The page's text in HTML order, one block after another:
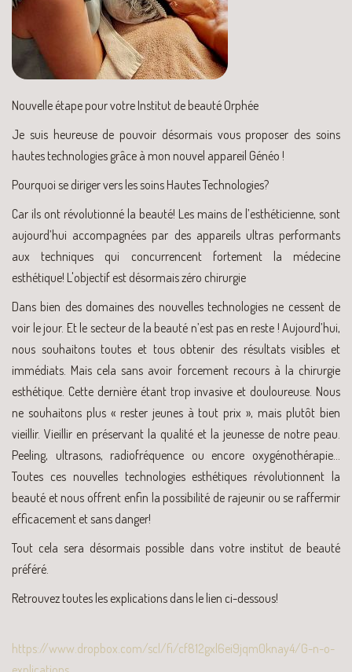
Nouvelle étape pour votre Institut de beauté Orphée
Je suis heureuse de pouvoir désormais vous proposer des soins
hautes technologies grâce à mon nouvel appareil Généo !
Pourquoi se diriger vers les soins Hautes Technologies?
Car ils ont révolutionné la beauté! Les mains de l’esthéticienne, sont
aujourd’hui accompagnées par des appareils ultras performants
aux techniques qui concurrencent fortement la médecine
esthétique! L'objectif est désormais zéro chirurgie
Dans bien des domaines des nouvelles technologies ne cessent de
voir le jour. Et le secteur de la beauté n’est pas en reste ! Aujourd’hui,
nous souhaitons toutes et tous obtenir des résultats visibles et
immédiats. Mais cela sans avoir forcement recours à la chirurgie
esthétique. Cette dernière étant trop invasive et douloureuse. Nous
ne souhaitons plus « rester jeunes à tout prix », mais plutôt bien
vieillir. Vieillir en préservant la qualité et la jeunesse de notre peau.
Peeling, ultrasons, radiofréquence ou encore oxygénothérapie…
Toutes ces nouvelles technologies esthétiques révolutionnent la
beauté et nous offrent enfin la possibilité de rajeunir ou se raffermir
efficacement et sans danger!
Tout cela sera désormais possible dans votre institut de beauté
préféré.
Retrouvez toutes les explications dans le lien ci-dessous!
https://www.dropbox.com/scl/fi/cf812gxl6ei9jqm0knay4/G-n-o-